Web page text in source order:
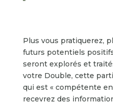
Plus vous pratiquerez,
futurs potentiels
seront explorés et
votre Double, cette
qui est « compétente
recevrez des